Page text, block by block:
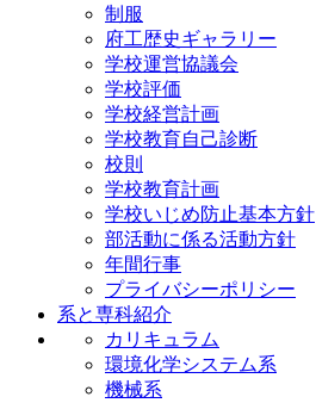
制服
府工歴史ギャラリー
学校運営協議会
学校評価
学校経営計画
学校教育自己診断
校則
学校教育計画
学校いじめ防止基本方針
部活動に係る活動方針
年間行事
プライバシーポリシー
系と専科紹介
カリキュラム
環境化学システム系
機械系